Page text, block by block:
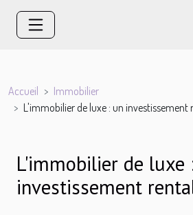
Accueil
Immobilier
L'immobilier de luxe : un investissement
L'immobilier de luxe
investissement